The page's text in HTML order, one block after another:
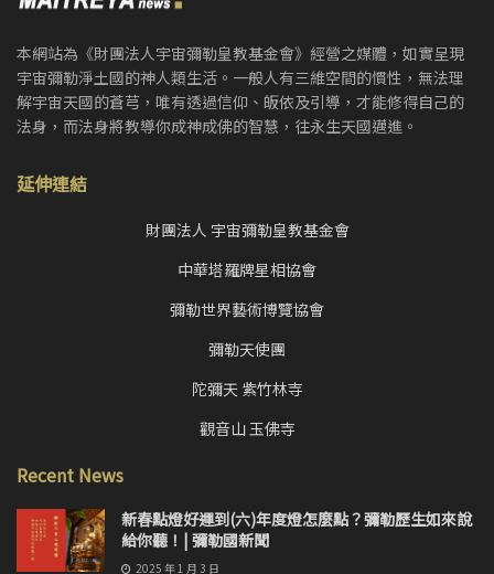
本網站為《財團法人宇宙彌勒皇教基金會》經營之媒體，如實呈現
宇宙彌勒淨土國的神人類生活。一般人有三維空間的慣性，無法理
解宇宙天國的蒼芎，唯有透過信仰、皈依及引導，才能修得自己的
法身，而法身將教導你成神成佛的智慧，往永生天國邁進。
延伸連結
財團法人 宇宙彌勒皇教基金會
中華塔羅牌星相協會
彌勒世界藝術博覽協會
彌勒天使團
陀彌天 紫竹林寺
觀音山 玉佛寺
Recent News
新春點燈好運到(六)年度燈怎麼點？彌勒歷生如來說
給你聽！| 彌勒國新聞
2025 年 1 月 3 日